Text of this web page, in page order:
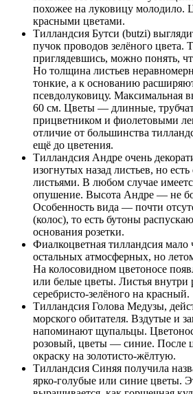
похожее на луковицу молодило.
красными цветами.
Тилландсия Бутси (butzi)
пучок проводов зелёного цвета.
приглядевшись, можно понять,
Но толщина листьев
тонкие, а к основанию
псевдолуковицу. Максимальная
60 см. Цветы — длинные,
прицветником и фиолетовыми
отличие от большинства
ещё до цветения.
Тилландсия Андре очень
изогнутых назад листьев, но
листьями. В любом случае
опушение. Высота Андре — не
Особенность вида — почти
(колос), то есть бутоны
основания розетки.
Фиалкоцветная тилландсия мало
остальных атмосферных, но
На колосовидном цветоносе
или белые цветы. Листья внутри
серебристо-зелёного на красный.
Тилландсия Голова Медузы,
морского обитателя. Вздутые и
напоминают щупальцы.
розовый, цветы — синие. После
окраску на золотисто-жёлтую.
Тилландсия Синяя получила
ярко-голубые или синие цветы.